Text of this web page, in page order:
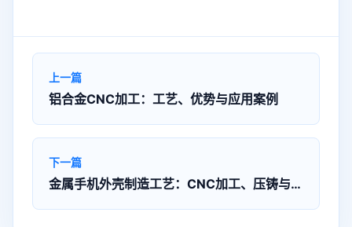
上一篇
铝合金CNC加工：工艺、优势与应用案例
下一篇
金属手机外壳制造工艺：CNC加工、压铸与喷漆技术详解